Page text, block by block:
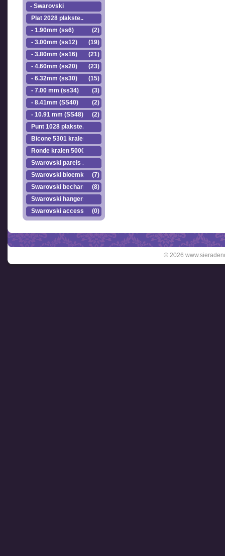
- Swarovski
Plat 2028 plakste..
- 1.90mm (ss6)
(2)
- 3.00mm (ss12)
(19)
- 3.80mm (ss16)
(21)
- 4.60mm (ss20)
(23)
- 6.32mm (ss30)
(15)
- 7.00 mm (ss34)
(3)
- 8.41mm (SS40)
(2)
- 10.91 mm (SS48)
(2)
Punt 1028 plakste..
Bicone 5301 kralen.
Ronde kralen 5000
Swarovski parels ..
Swarovski bloemkr..
(7)
Swarovski becharmed(8)
Swarovski hangers
Swarovski accesso..
(0)
© 2026